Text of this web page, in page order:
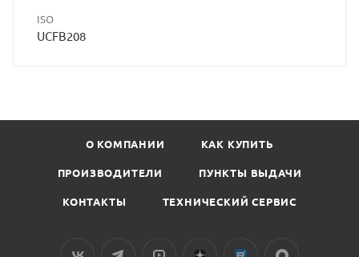
ISO
UCFB208
О КОМПАНИИ КАК КУПИТЬ
ПРОИЗВОДИТЕЛИ ПУНКТЫ ВЫДАЧИ
КОНТАКТЫ ТЕХНИЧЕСКИЙ СЕРВИС